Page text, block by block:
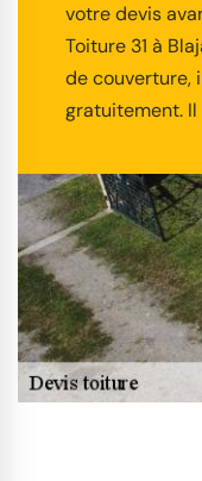
votre devis
Toiture 31 à
de couverture,
gratuitement. Il